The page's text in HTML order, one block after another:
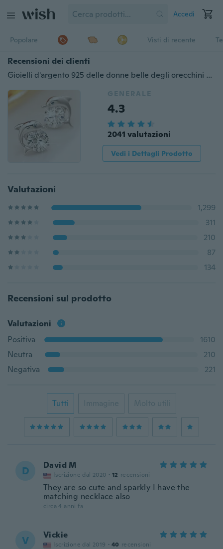
Accedi
Popolare Visti di recente
Recensioni dei clienti
Gioielli d'argento 925 delle donne belle degli orecchini della vite prigioniera della CZ del delfino dell'occhio dell'occhio
GENERALE
4.3
2041 valutazioni
Vedi i Dettagli Prodotto
Valutazioni
1,299
311
210
87
134
Recensioni sul prodotto
Valutazioni
Positiva
1610
Neutra
210
Negativa
221
Tutti Immagine Molto utili
D David M
Iscrizione dal 2020 · 12 recensioni
They are so cute and sparkly I have the
matching necklace also
circa 4 anni fa
V Vickie
Iscrizione dal 2019 · 40 recensioni